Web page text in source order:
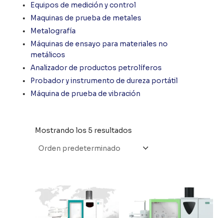
Equipos de medición y control
Maquinas de prueba de metales
Metalografía
Máquinas de ensayo para materiales no
metálicos
Analizador de productos petrolíferos
Probador y instrumento de dureza portátil
Máquina de prueba de vibración
Mostrando los 5 resultados